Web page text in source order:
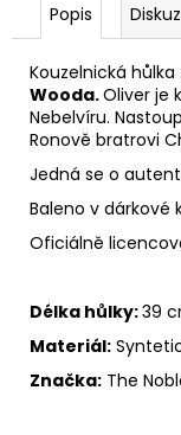
Popis
Kouzelnická
Wooda.Oliver je
Nebelvíru.
Ronově bratrovi
Jedná se o
Baleno v dárkové
Oficiálně
Délka hůlky:39
Materiál: S
Značka: The
TAJEMNÝ
BALÍČEK
Z
PŘÍČNÉ
ULICE
399
Původně:
499
Kč